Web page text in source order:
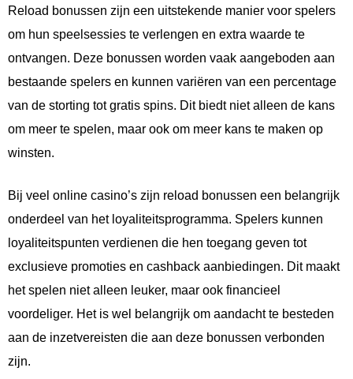
Reload bonussen zijn een uitstekende manier voor spelers
om hun speelsessies te verlengen en extra waarde te
ontvangen. Deze bonussen worden vaak aangeboden aan
bestaande spelers en kunnen variëren van een percentage
van de storting tot gratis spins. Dit biedt niet alleen de kans
om meer te spelen, maar ook om meer kans te maken op
winsten.
Bij veel online casino’s zijn reload bonussen een belangrijk
onderdeel van het loyaliteitsprogramma. Spelers kunnen
loyaliteitspunten verdienen die hen toegang geven tot
exclusieve promoties en cashback aanbiedingen. Dit maakt
het spelen niet alleen leuker, maar ook financieel
voordeliger. Het is wel belangrijk om aandacht te besteden
aan de inzetvereisten die aan deze bonussen verbonden
zijn.